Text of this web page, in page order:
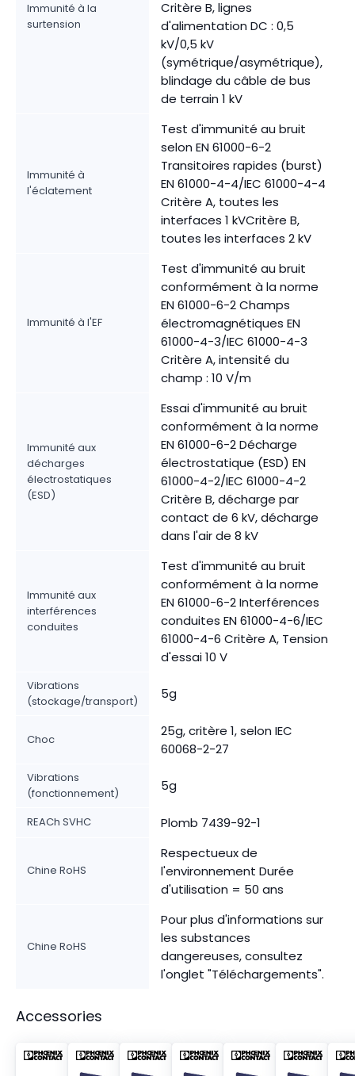
Immunité à la
surtension
Critère B, lignes
d'alimentation DC : 0,5
kV/0,5 kV
(symétrique/asymétrique),
blindage du câble de bus
de terrain 1 kV
Immunité à
l'éclatement
Test d'immunité au bruit
selon EN 61000-6-2
Transitoires rapides (burst)
EN 61000-4-4/IEC 61000-4-4
Critère A, toutes les
interfaces 1 kVCritère B,
toutes les interfaces 2 kV
Immunité à l'EF
Test d'immunité au bruit
conformément à la norme
EN 61000-6-2 Champs
électromagnétiques EN
61000-4-3/IEC 61000-4-3
Critère A, intensité du
champ : 10 V/m
Immunité aux
décharges
électrostatiques
(ESD)
Essai d'immunité au bruit
conformément à la norme
EN 61000-6-2 Décharge
électrostatique (ESD) EN
61000-4-2/IEC 61000-4-2
Critère B, décharge par
contact de 6 kV, décharge
dans l'air de 8 kV
Immunité aux
interférences
conduites
Test d'immunité au bruit
conformément à la norme
EN 61000-6-2 Interférences
conduites EN 61000-4-6/IEC
61000-4-6 Critère A, Tension
d'essai 10 V
Vibrations
(stockage/transport)
5g
Choc
25g, critère 1, selon IEC
60068-2-27
Vibrations
(fonctionnement)
5g
REACh SVHC Plomb 7439-92-1
Chine RoHS
Respectueux de
l'environnement Durée
d'utilisation = 50 ans
Chine RoHS
Pour plus d'informations sur
les substances
dangereuses, consultez
l'onglet "Téléchargements".
Accessories